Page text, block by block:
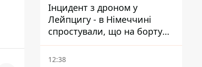
Інцидент з дроном у
Лейпцигу - в Німеччині
спростували, що на борту
українського літака були
зброя та боєприпаси
12:38